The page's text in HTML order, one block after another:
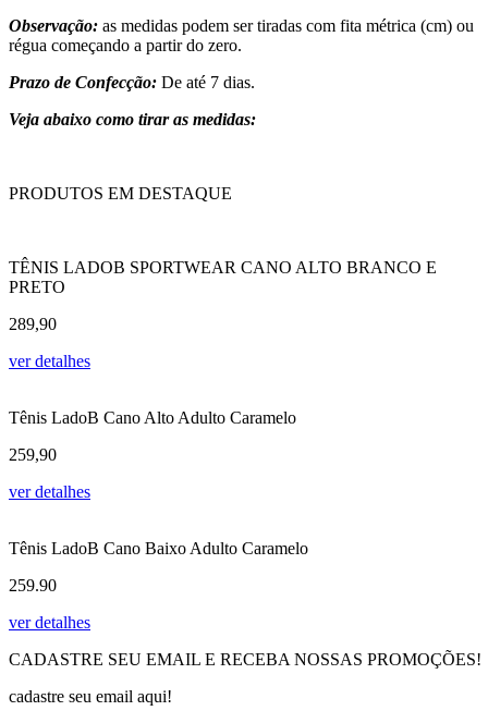
Observação: as medidas podem ser tiradas com fita métrica (cm) ou
régua começando a partir do zero.
Prazo de Confecção: De até 7 dias.
Veja abaixo como tirar as medidas:
PRODUTOS EM DESTAQUE
TÊNIS LADOB SPORTWEAR CANO ALTO BRANCO E
PRETO
289,90
ver detalhes
Tênis LadoB Cano Alto Adulto Caramelo
259,90
ver detalhes
Tênis LadoB Cano Baixo Adulto Caramelo
259.90
ver detalhes
CADASTRE SEU EMAIL E RECEBA NOSSAS PROMOÇÕES!
cadastre seu email aqui!